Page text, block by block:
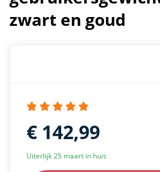
zwart en goud
€ 142,99
Uiterlijk 25 maart in huis